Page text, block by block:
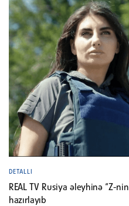
DETALLI
REAL TV Rusiya əleyhinə “Z-
hazırlayıb